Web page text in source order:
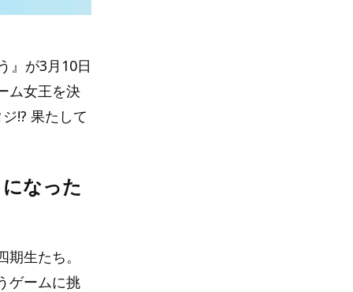
』が3月10日
ム女王を決
!? 果たして
なった
生たち。
ゲームに挑